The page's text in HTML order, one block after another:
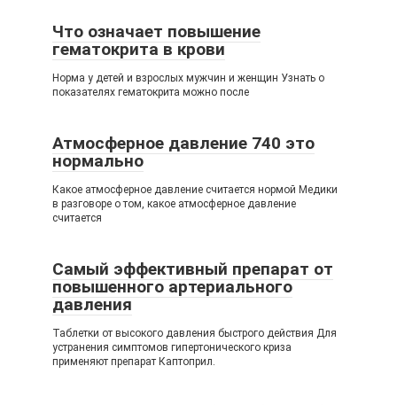
Что означает повышение
гематокрита в крови
Норма у детей и взрослых мужчин и женщин Узнать о
показателях гематокрита можно после
Атмосферное давление 740 это
нормально
Какое атмосферное давление считается нормой Медики
в разговоре о том, какое атмосферное давление
считается
Самый эффективный препарат от
повышенного артериального
давления
Таблетки от высокого давления быстрого действия Для
устранения симптомов гипертонического криза
применяют препарат Каптоприл.